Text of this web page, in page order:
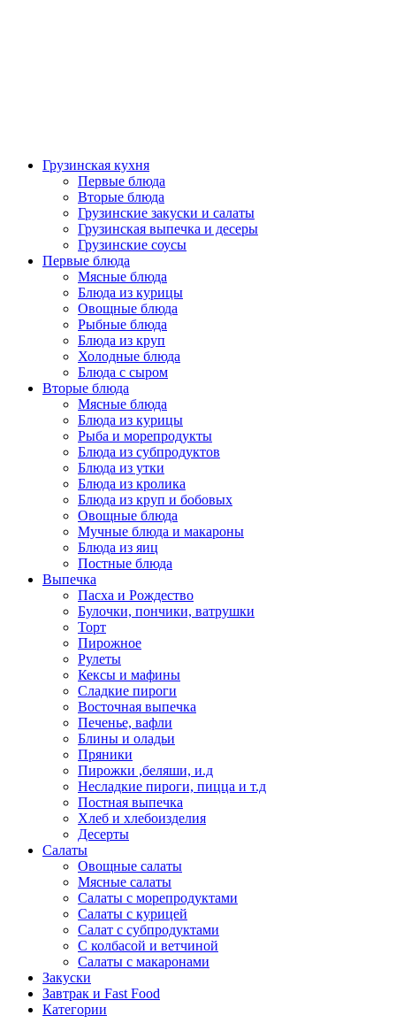
Грузинская кухня
Первые блюда
Вторые блюда
Грузинские закуски и салаты
Грузинская выпечка и десеры
Грузинские соусы
Первые блюда
Мясные блюда
Блюда из курицы
Овощные блюда
Рыбные блюда
Блюда из круп
Холодные блюда
Блюда с сыром
Вторые блюда
Мясные блюда
Блюда из курицы
Рыба и морепродукты
Блюда из субпродуктов
Блюда из утки
Блюда из кролика
Блюда из круп и бобовых
Овощные блюда
Мучные блюда и макароны
Блюда из яиц
Постные блюда
Выпечка
Пасха и Рождество
Булочки, пончики, ватрушки
Торт
Пирожное
Рулеты
Кексы и мафины
Сладкие пироги
Восточная выпечка
Печенье, вафли
Блины и оладьи
Пряники
Пирожки ,беляши, и.д
Несладкие пироги, пицца и т.д
Постная выпечка
Хлеб и хлебоизделия
Десерты
Салаты
Овощные салаты
Мясные салаты
Салаты с морепродуктами
Салаты с курицей
Салат с субпродуктами
С колбасой и ветчиной
Салаты с макаронами
Закуски
Завтрак и Fast Food
Категории